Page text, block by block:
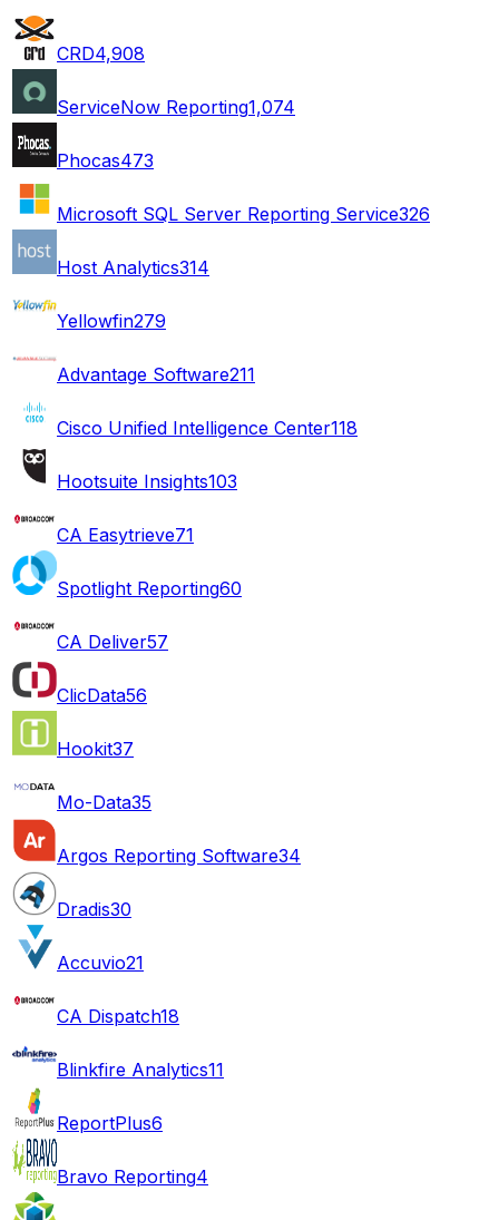
CRD4,908
ServiceNow Reporting1,074
Phocas473
Microsoft SQL Server Reporting Service326
Host Analytics314
Yellowfin279
Advantage Software211
Cisco Unified Intelligence Center118
Hootsuite Insights103
CA Easytrieve71
Spotlight Reporting60
CA Deliver57
ClicData56
Hookit37
Mo-Data35
Argos Reporting Software34
Dradis30
Accuvio21
CA Dispatch18
Blinkfire Analytics11
ReportPlus6
Bravo Reporting4